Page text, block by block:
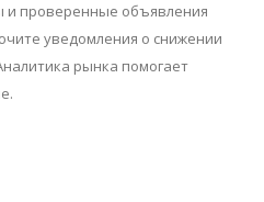
и проверенные объявления
уведомления о снижении
рынка помогает